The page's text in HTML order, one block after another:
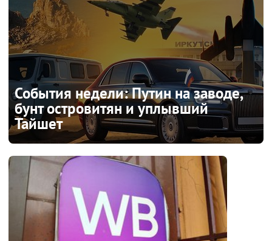
События недели: Путин на заводе,
бунт островитян и уплывший
Тайшет